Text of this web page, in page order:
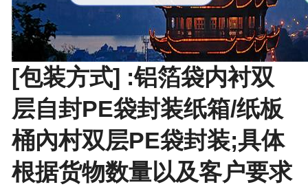
[包装方式] :铝箔袋内衬双
层自封PE袋封装纸箱/纸板
桶內村双层PE袋封装;具体
根据货物数量以及客户要求